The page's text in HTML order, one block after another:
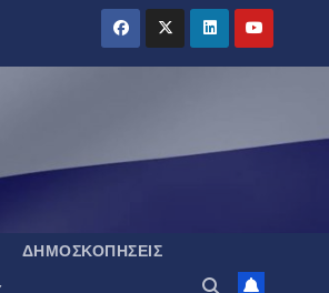
ΔΗΜΟΣΚΟΠΉΣΕΙΣ